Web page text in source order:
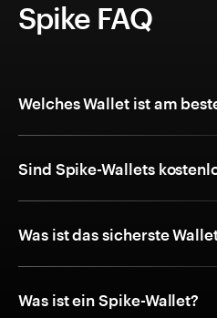
Spike FAQ
Welches Wallet ist am
Sind Spike-Wallets
Was ist das sicherste
Was ist ein Spike-Wallet?